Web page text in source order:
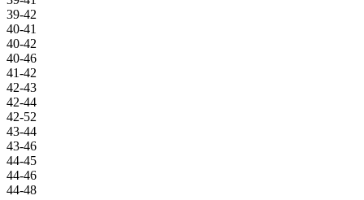
39-42
40-41
40-42
40-46
41-42
42-43
42-44
42-52
43-44
43-46
44-45
44-46
44-48